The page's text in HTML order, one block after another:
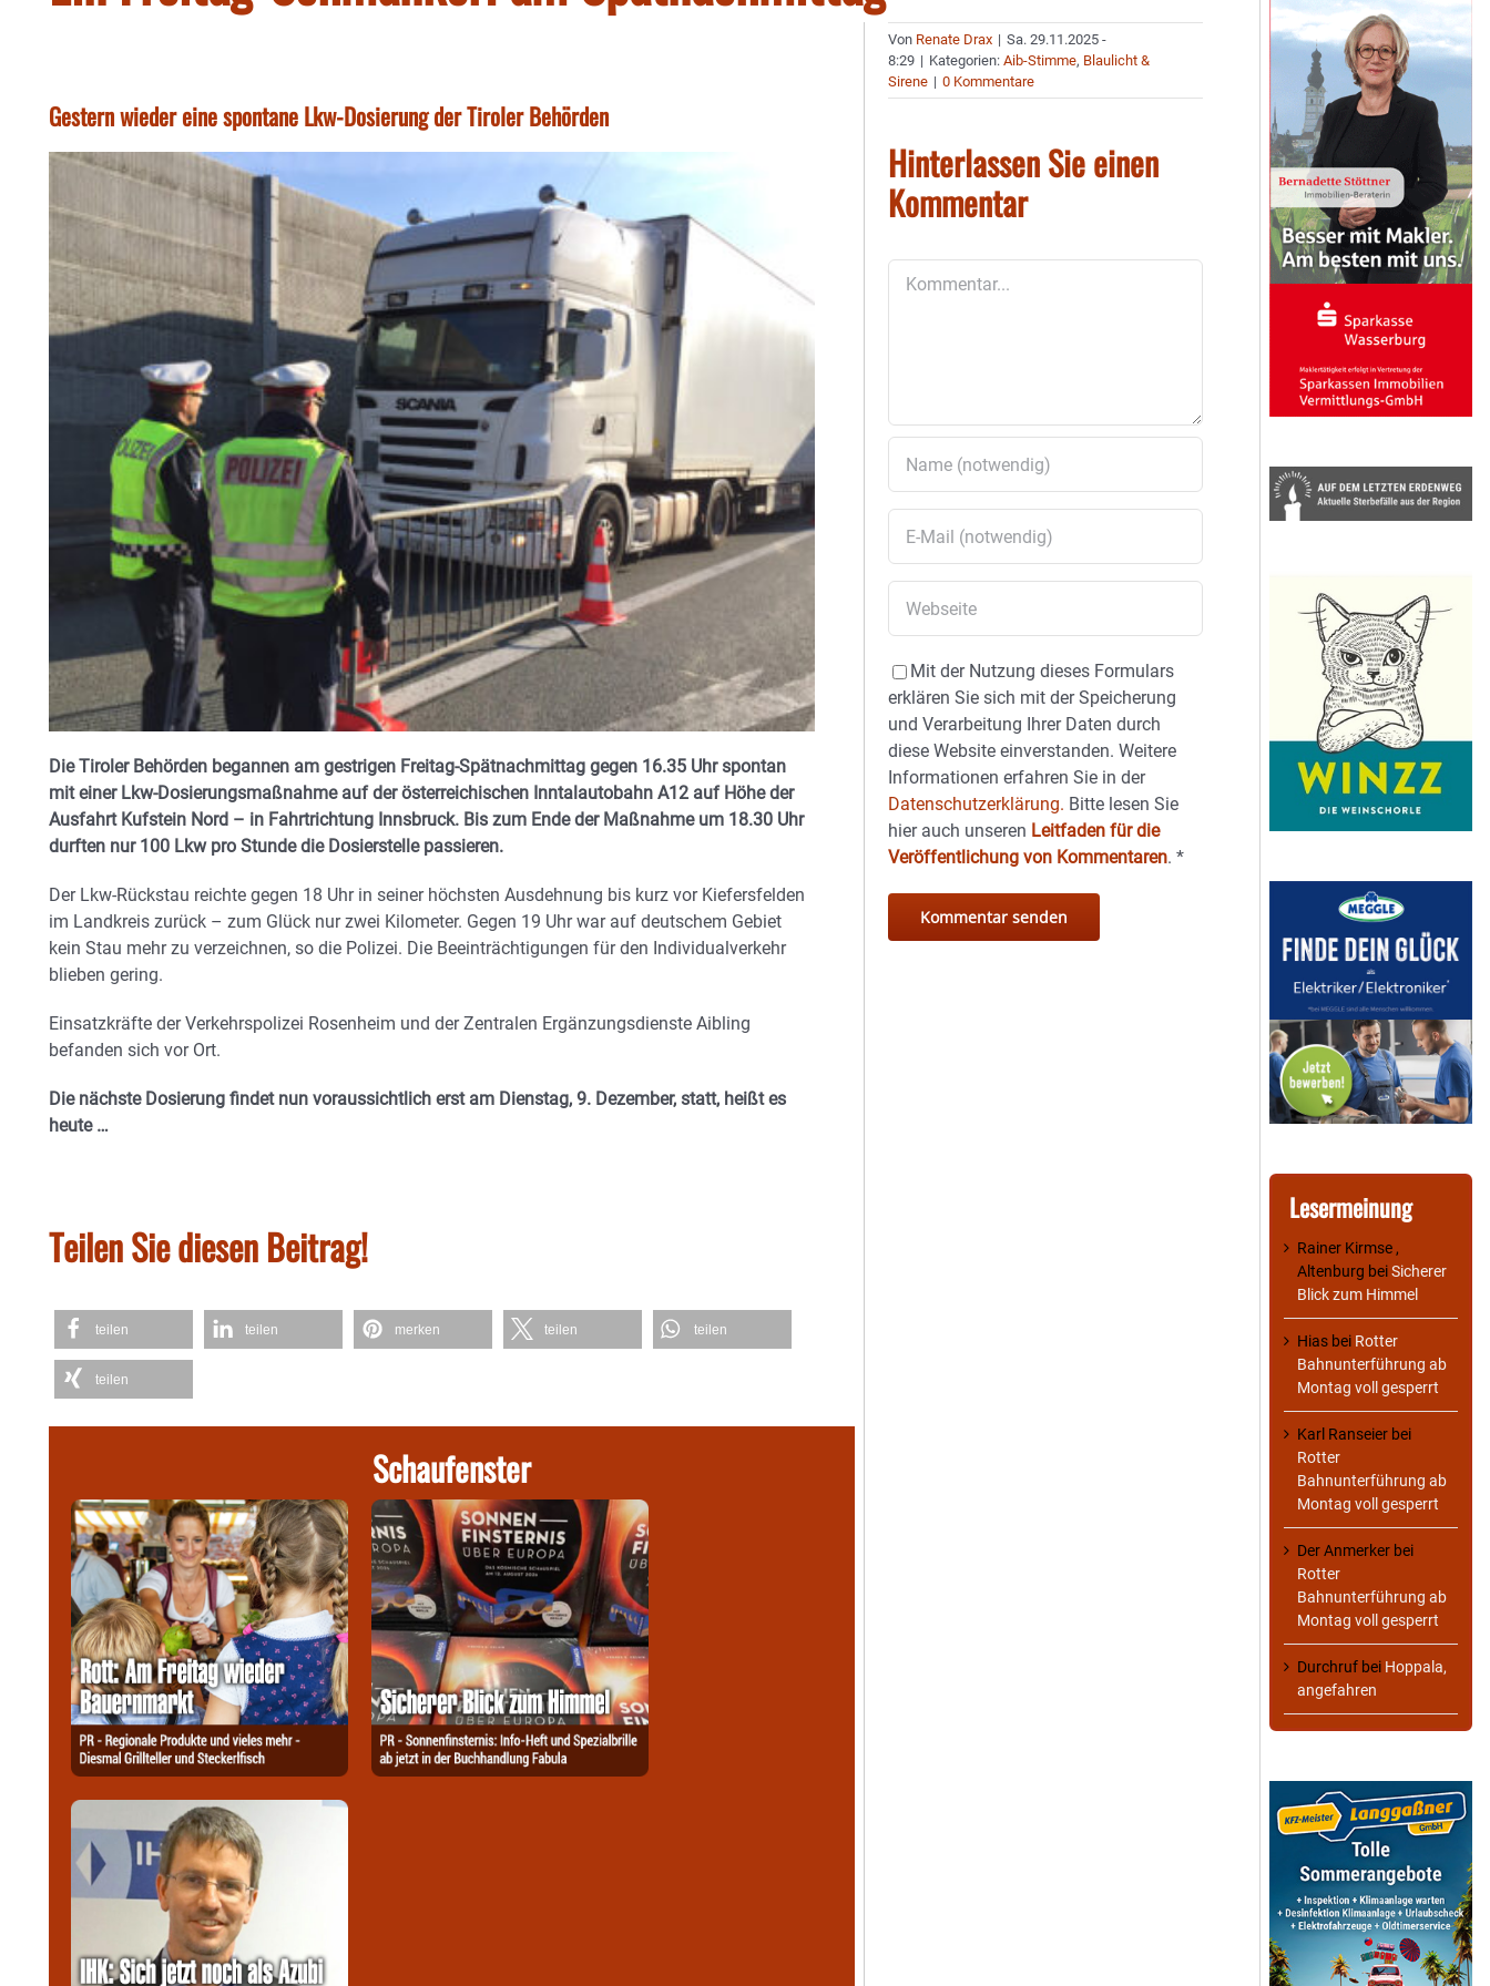
Gestern wieder eine spontane Lkw-Dosierung der Tiroler Behörden
Die Tiroler Behörden begannen am gestrigen Freitag-Spätnachmittag gegen 16.35 Uhr spontan
mit einer Lkw-Dosierungsmaßnahme auf der österreichischen Inntalautobahn A12 auf Höhe der
Ausfahrt Kufstein Nord – in Fahrtrichtung Innsbruck. Bis zum Ende der Maßnahme um 18.30 Uhr
durften nur 100 Lkw pro Stunde die Dosierstelle passieren.
Der Lkw-Rückstau reichte gegen 18 Uhr in seiner höchsten Ausdehnung bis kurz vor Kiefersfelden
im Landkreis zurück – zum Glück nur zwei Kilometer. Gegen 19 Uhr war auf deutschem Gebiet
kein Stau mehr zu verzeichnen, so die Polizei. Die Beeinträchtigungen für den Individualverkehr
blieben gering.
Einsatzkräfte der Verkehrspolizei Rosenheim und der Zentralen Ergänzungsdienste Aibling
befanden sich vor Ort.
Die nächste Dosierung findet nun voraussichtlich erst am Dienstag, 9. Dezember, statt, heißt es
heute …
Teilen Sie diesen Beitrag!
teilen teilen merken teilen teilen
teilen
Schaufenster
Von Renate Drax | Sa. 29.11.2025 -
8:29 | Kategorien:Aib-Stimme, Blaulicht &
Sirene | 0 Kommentare
Hinterlassen Sie einen
Kommentar
Mit der Nutzung dieses Formulars
erklären Sie sich mit der Speicherung
und Verarbeitung Ihrer Daten durch
diese Website einverstanden. Weitere
Informationen erfahren Sie in der
Datenschutzerklärung. Bitte lesen Sie
hier auch unseren Leitfaden für die
Veröffentlichung von Kommentaren.*
Lesermeinung
Rainer Kirmse ,
Altenburg beiSicherer
Blick zum Himmel
Hias bei Rotter
Bahnunterführung ab
Montag voll gesperrt
Karl Ranseier bei
Rotter
Bahnunterführung ab
Montag voll gesperrt
Der Anmerker bei
Rotter
Bahnunterführung ab
Montag voll gesperrt
Durchruf bei Hoppala,
angefahren